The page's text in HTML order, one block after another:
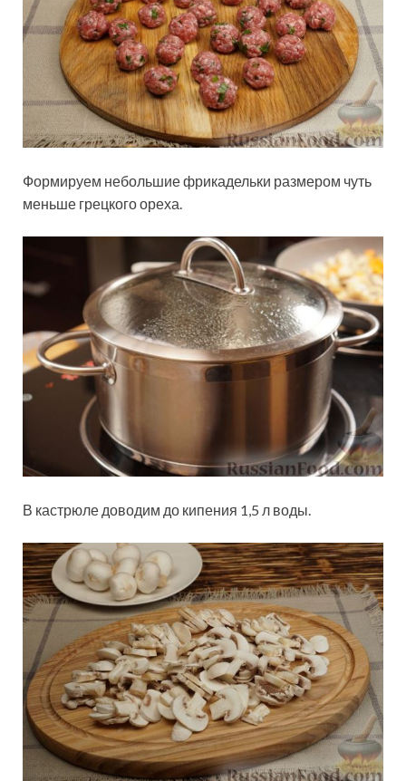
Формируем небольшие фрикадельки размером чуть
меньше грецкого ореха.
В кастрюле доводим до кипения 1,5 л воды.